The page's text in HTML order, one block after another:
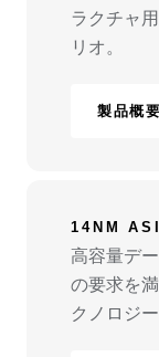
ラクチャ
リオ。
製品概要
14NM
高容量デ
の要求を
クノロジ